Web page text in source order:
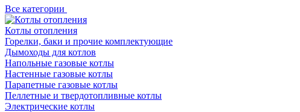
Все категории
Котлы отопления
Горелки, баки и прочие комплектующие
Дымоходы для котлов
Напольные газовые котлы
Настенные газовые котлы
Парапетные газовые котлы
Пеллетные и твердотопливные котлы
Электрические котлы